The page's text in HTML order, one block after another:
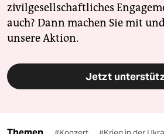
zivilgesellschaftliches
auch? Dann machen Sie mit
unsere Aktion.
Jetzt